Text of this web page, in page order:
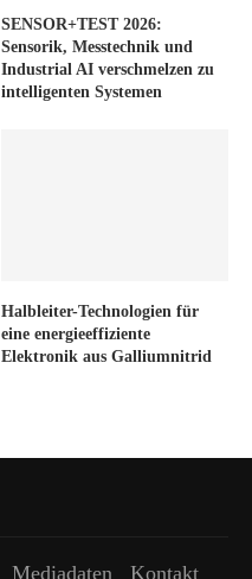
SENSOR+TEST 2026:
Sensorik, Messtechnik und
Industrial AI verschmelzen zu
intelligenten Systemen
Halbleiter-Technologien für
eine energieeffiziente
Elektronik aus Galliumnitrid
Mediadaten Kontakt